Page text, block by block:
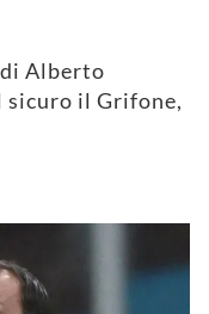
Alberto
il Grifone,